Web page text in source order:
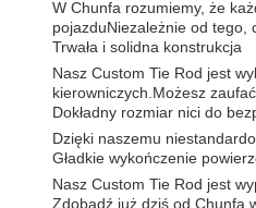
W Chunfa rozumiemy, że
pojazduNiezależnie od tego,
Trwała i solidna konstrukcja
Nasz Custom Tie Rod jest
kierowniczych.Możesz
Dokładny rozmiar nici do
Dzięki naszemu
Gładkie wykończenie
Nasz Custom Tie Rod jest
Zdobądź już dziś od Chunfa